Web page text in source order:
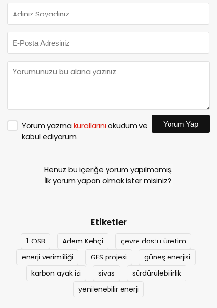
Yorum yazma kurallarınıokudum ve
kabul ediyorum.
Yorum Yap
Henüz bu içeriğe yorum yapılmamış.
İlk yorum yapan olmak ister misiniz?
Etiketler
1. OSB Adem Kehçi
çevre dostu üretim
enerji verimliliği
GES projesi
güneş enerjisi
karbon ayak izi
sivas
sürdürülebilirlik
yenilenebilir enerji